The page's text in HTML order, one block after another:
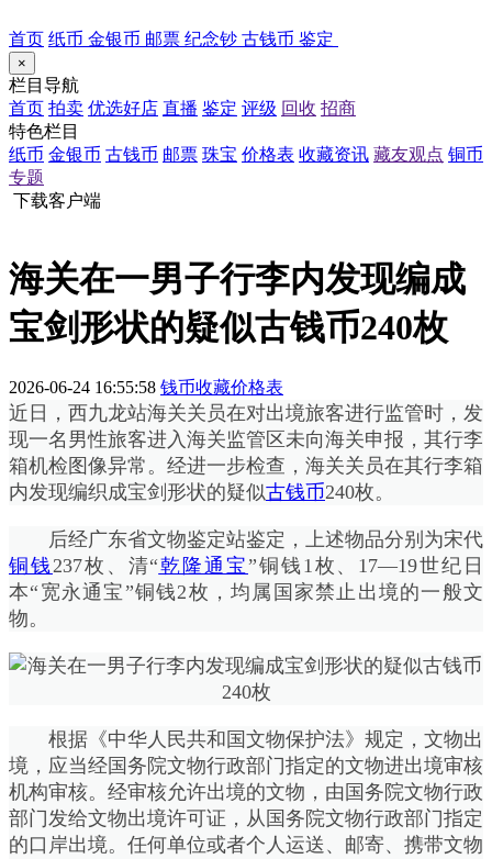
首页 纸币 金银币 邮票 纪念钞 古钱币 鉴定
×
栏目导航
首页 拍卖 优选好店 直播 鉴定 评级 回收 招商
特色栏目
纸币 金银币 古钱币 邮票 珠宝 价格表 收藏资讯 藏友观点 铜币
专题
下载客户端
海关在一男子行李内发现编成
宝剑形状的疑似古钱币240枚
2026-06-24 16:55:58 钱币收藏价格表
近日，西九龙站海关关员在对出境旅客进行监管时，发
现一名男性旅客进入海关监管区未向海关申报，其行李
箱机检图像异常。经进一步检查，海关关员在其行李箱
内发现编织成宝剑形状的疑似古钱币240枚。
后经广东省文物鉴定站鉴定，上述物品分别为宋代
铜钱237枚、清“乾隆通宝”铜钱1枚、17—19世纪日
本“宽永通宝”铜钱2枚，均属国家禁止出境的一般文
物。
根据《中华人民共和国文物保护法》规定，文物出
境，应当经国务院文物行政部门指定的文物进出境审核
机构审核。经审核允许出境的文物，由国务院文物行政
部门发给文物出境许可证，从国务院文物行政部门指定
的口岸出境。任何单位或者个人运送、邮寄、携带文物